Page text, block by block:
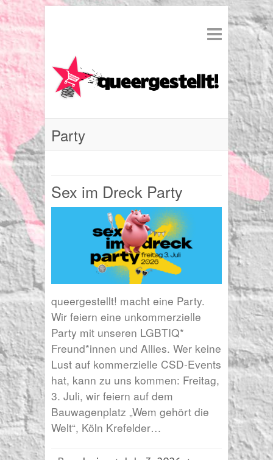
Party
Sex im Dreck Party
queergestellt! macht eine Party.
Wir feiern eine unkommerzielle
Party mit unseren LGBTIQ*
Freund*innen und Allies. Wer keine
Lust auf kommerzielle CSD-Events
hat, kann zu uns kommen: Freitag,
3. Juli, wir feiern auf dem
Bauwagenplatz „Wem gehört die
Welt“, Köln Krefelder…